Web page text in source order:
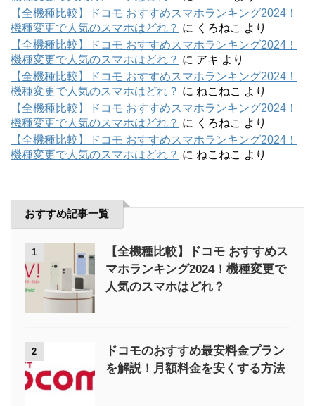
【全機種比較】ドコモ おすすめスマホランキング2024！
機種変更で人気のスマホはどれ？ に くろねこ より
【全機種比較】ドコモ おすすめスマホランキング2024！
機種変更で人気のスマホはどれ？ に アキ より
【全機種比較】ドコモ おすすめスマホランキング2024！
機種変更で人気のスマホはどれ？ に ねこねこ より
【全機種比較】ドコモ おすすめスマホランキング2024！
機種変更で人気のスマホはどれ？ に くろねこ より
【全機種比較】ドコモ おすすめスマホランキング2024！
機種変更で人気のスマホはどれ？ に ねこねこ より
おすすめ記事一覧
1
【全機種比較】ドコモ おすすめス
マホランキング2024！機種変更で
人気のスマホはどれ？
2
ドコモのおすすめ最安料金プラン
を解説！月額料金を安くする方法